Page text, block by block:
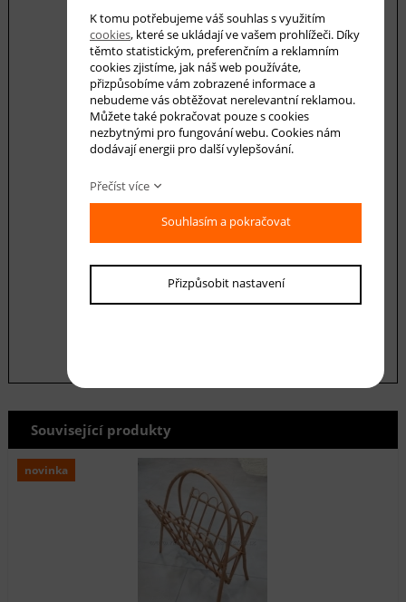
E-mail *
Váš dotaz
Souhlasím se zásadami ochranyosobních
údajů
Související produkty
novinka
K tomu potřebujeme váš souhlas s využitím
cookies, které se ukládají ve vašem prohlížeči. Díky
těmto statistickým, preferenčním a reklamním
cookies zjistíme, jak náš web používáte,
přizpůsobíme vám zobrazené informace a
nebudeme vás obtěžovat nerelevantní reklamou.
Můžete také pokračovat pouze s cookies
nezbytnými pro fungování webu. Cookies nám
dodávají energii pro další vylepšování.
Přečíst více
Souhlasím a pokračovat
Přizpůsobit nastavení